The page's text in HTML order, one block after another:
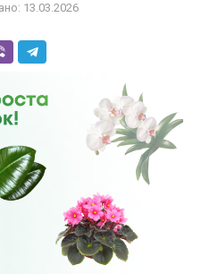
13.03.2026